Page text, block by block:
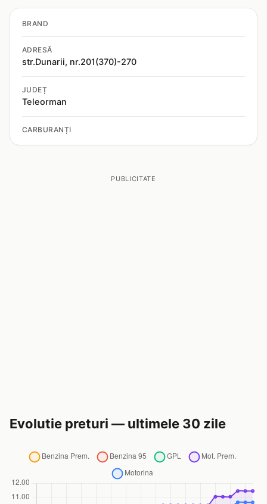
BRAND
ADRESĂ
str.Dunarii, nr.201(370)-270
JUDEȚ
Teleorman
CARBURANȚI
PUBLICITATE
Evolutie preturi — ultimele 30 zile